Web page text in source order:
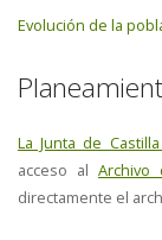
Evolución de la
La Junta de
acceso al Archivo
directamente el